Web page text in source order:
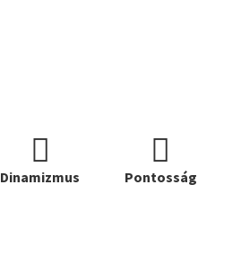
Dinamizmus Pontosság